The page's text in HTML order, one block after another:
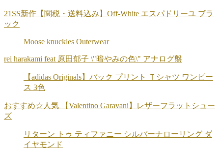
21SS新作【関税・送料込み】Off-White エスパドリーユ ブラ
ック
Moose knuckles Outerwear
rei harakami feat 原田郁子 \"暗やみの色\" アナログ盤
【adidas Originals】バック プリント Ｔシャツ ワンピー
ス 3色
おすすめ☆人気 【Valentino Garavani】レザーフラットシュー
ズ
リターン トゥ ティファニー シルバーナローリング ダ
イヤモンド